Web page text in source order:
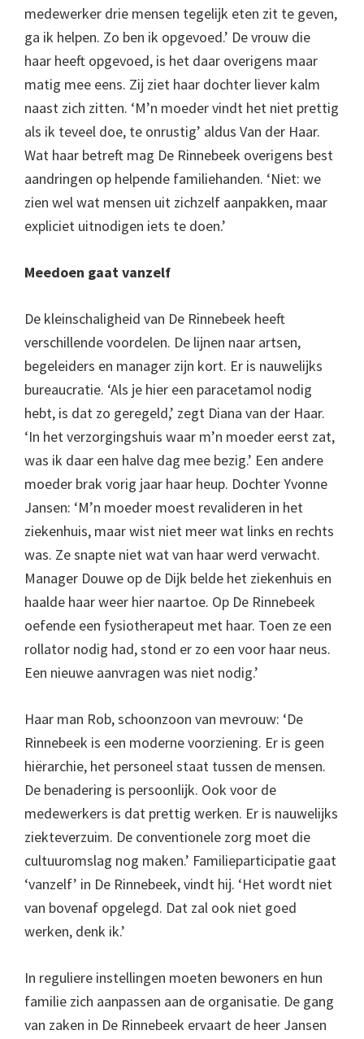
medewerker drie mensen tegelijk eten zit te geven,
ga ik helpen. Zo ben ik opgevoed.’ De vrouw die
haar heeft opgevoed, is het daar overigens maar
matig mee eens. Zij ziet haar dochter liever kalm
naast zich zitten. ‘M’n moeder vindt het niet prettig
als ik teveel doe, te onrustig’ aldus Van der Haar.
Wat haar betreft mag De Rinnebeek overigens best
aandringen op helpende familiehanden. ‘Niet: we
zien wel wat mensen uit zichzelf aanpakken, maar
expliciet uitnodigen iets te doen.’
Meedoen gaat vanzelf
De kleinschaligheid van De Rinnebeek heeft
verschillende voordelen. De lijnen naar artsen,
begeleiders en manager zijn kort. Er is nauwelijks
bureaucratie. ‘Als je hier een paracetamol nodig
hebt, is dat zo geregeld,’ zegt Diana van der Haar.
‘In het verzorgingshuis waar m’n moeder eerst zat,
was ik daar een halve dag mee bezig.’ Een andere
moeder brak vorig jaar haar heup. Dochter Yvonne
Jansen: ‘M’n moeder moest revalideren in het
ziekenhuis, maar wist niet meer wat links en rechts
was. Ze snapte niet wat van haar werd verwacht.
Manager Douwe op de Dijk belde het ziekenhuis en
haalde haar weer hier naartoe. Op De Rinnebeek
oefende een fysiotherapeut met haar. Toen ze een
rollator nodig had, stond er zo een voor haar neus.
Een nieuwe aanvragen was niet nodig.’
Haar man Rob, schoonzoon van mevrouw: ‘De
Rinnebeek is een moderne voorziening. Er is geen
hiërarchie, het personeel staat tussen de mensen.
De benadering is persoonlijk. Ook voor de
medewerkers is dat prettig werken. Er is nauwelijks
ziekteverzuim. De conventionele zorg moet die
cultuuromslag nog maken.’ Familieparticipatie gaat
‘vanzelf’ in De Rinnebeek, vindt hij. ‘Het wordt niet
van bovenaf opgelegd. Dat zal ook niet goed
werken, denk ik.’
In reguliere instellingen moeten bewoners en hun
familie zich aanpassen aan de organisatie. De gang
van zaken in De Rinnebeek ervaart de heer Jansen